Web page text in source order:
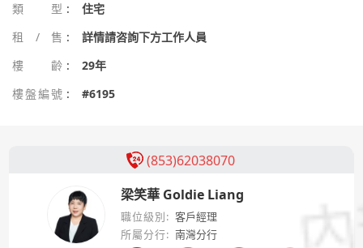
類型 :
住宅
租/售 :
詳情請咨詢下方工作人員
樓齡 :
29年
樓盤編號 : #6195
(853)62038070
梁笑華 Goldie Liang
職位級別: 客戶經理
所屬分行: 南灣分行